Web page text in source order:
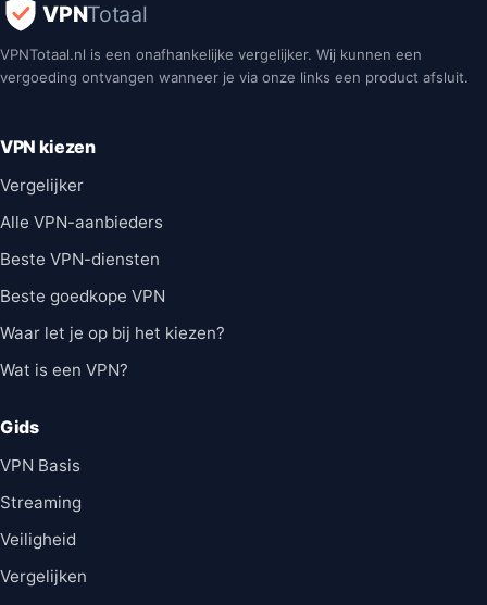
VPNTotaal
VPNTotaal.nl is een onafhankelijke vergelijker. Wij kunnen een
vergoeding ontvangen wanneer je via onze links een product afsluit.
VPN kiezen
Vergelijker
Alle VPN-aanbieders
Beste VPN-diensten
Beste goedkope VPN
Waar let je op bij het kiezen?
Wat is een VPN?
Gids
VPN Basis
Streaming
Veiligheid
Vergelijken